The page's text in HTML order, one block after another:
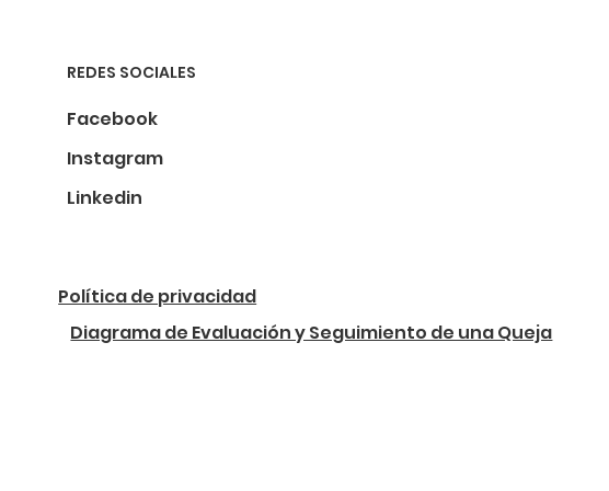
REDES SOCIALES
Facebook
Linkedin
Instagram
Política de privacidad
Diagrama de Evaluación y Seguimiento de una Queja